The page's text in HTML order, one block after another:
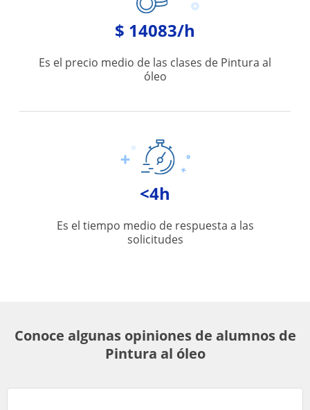
$ 14083/h
Es el precio medio de las clases de Pintura al
óleo
<4h
Es el tiempo medio de respuesta a las
solicitudes
Conoce algunas opiniones de alumnos de
Pintura al óleo